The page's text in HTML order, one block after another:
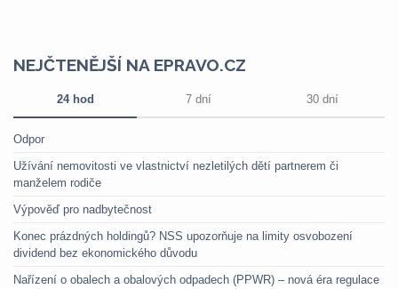
NEJČTENĚJŠÍ NA EPRAVO.CZ
24 hod 7 dní 30 dní
Odpor
Užívání nemovitosti ve vlastnictví nezletilých dětí partnerem či
manželem rodiče
Výpověď pro nadbytečnost
Konec prázdných holdingů? NSS upozorňuje na limity osvobození
dividend bez ekonomického důvodu
Nařízení o obalech a obalových odpadech (PPWR) – nová éra regulace